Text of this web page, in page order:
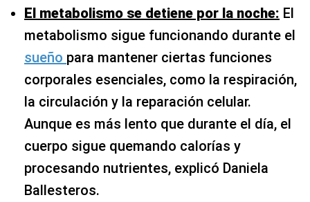
El metabolismo se detiene por la noche: El
metabolismo sigue funcionando durante el
sueño para mantener ciertas funciones
corporales esenciales, como la respiración,
la circulación y la reparación celular.
Aunque es más lento que durante el día, el
cuerpo sigue quemando calorías y
procesando nutrientes, explicó Daniela
Ballesteros.